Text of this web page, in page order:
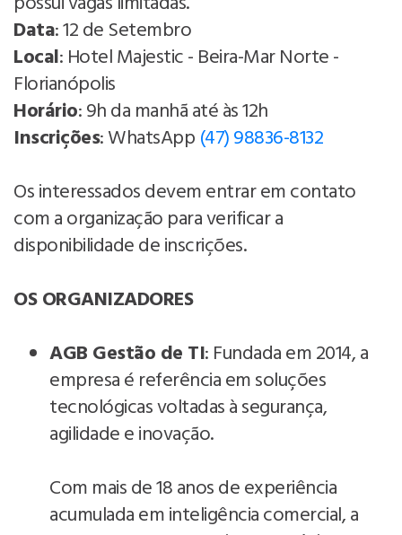
Data: 12 de Setembro
Local: Hotel Majestic - Beira-Mar Norte -
Florianópolis
Horário: 9h da manhã até às 12h
Inscrições: WhatsApp (47) 98836-8132
Os interessados devem entrar em contato
com a organização para verificar a
disponibilidade de inscrições.
OS ORGANIZADORES
AGB Gestão de TI: Fundada em 2014, a
empresa é referência em soluções
tecnológicas voltadas à segurança,
agilidade e inovação.
Com mais de 18 anos de experiência
acumulada em inteligência comercial, a